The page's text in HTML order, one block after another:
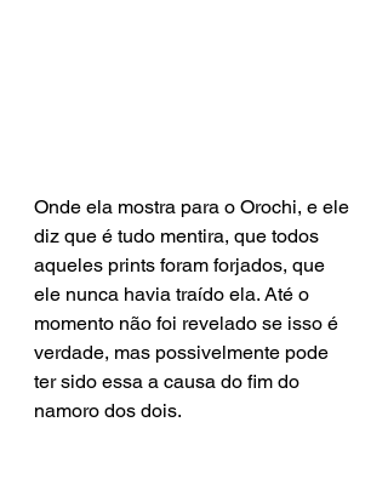
Onde ela mostra para o Orochi, e ele
diz que é tudo mentira, que todos
aqueles prints foram forjados, que
ele nunca havia traído ela. Até o
momento não foi revelado se isso é
verdade, mas possivelmente pode
ter sido essa a causa do fim do
namoro dos dois.